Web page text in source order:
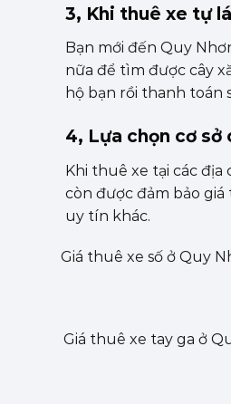
3, Khi thuê xe tự
Bạn mới đến Quy
nữa để tìm được cây
hộ bạn rồi thanh toán
4, Lựa chọn cơ sở
Khi thuê xe tại các
còn được đảm bảo giá
uy tín khác.
Giá thuê xe số ở Quy
Giá thuê xe tay ga ở